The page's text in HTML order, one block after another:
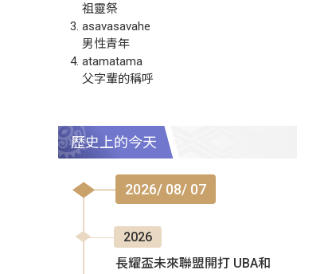
祖靈祭
asavasavahe
男性青年
atamatama
父字輩的稱呼
歷史上的今天
2026/ 08/ 07
2026
長耀盃未來聯盟開打 UBA和